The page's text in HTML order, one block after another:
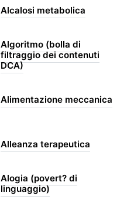
Alcalosi metabolica
Algoritmo (bolla di
filtraggio dei contenuti
DCA)
Alimentazione meccanica
Alleanza terapeutica
Alogia (povert? di
linguaggio)